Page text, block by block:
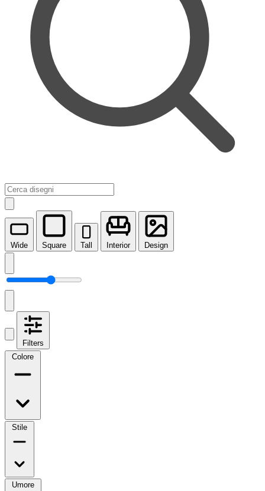
Wide Square Tall Interior Design
Filters
Colore
Stile
Umore